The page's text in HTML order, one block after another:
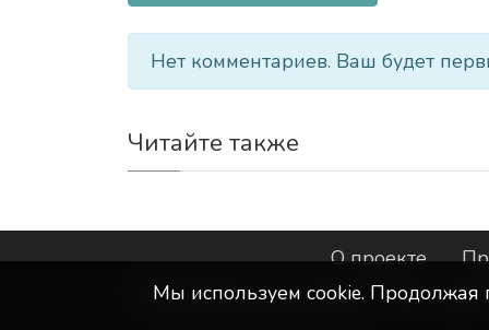
Нет комментариев. Ваш будет
Читайте также
О проекте
©ООО "Интернет-Курск"- Все
Мы используем сookie. Продолжая